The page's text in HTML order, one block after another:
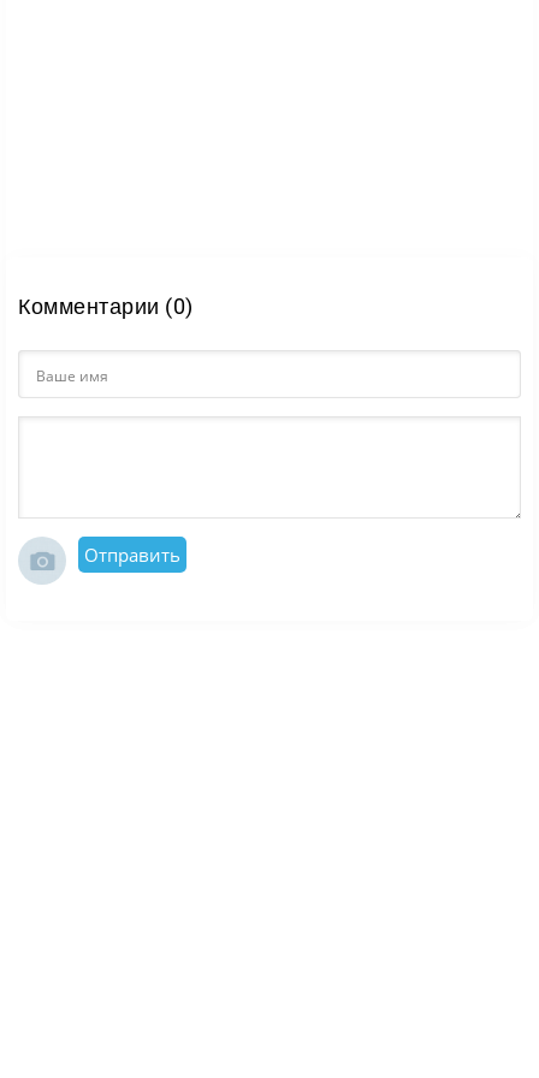
Комментарии (0)
Отправить